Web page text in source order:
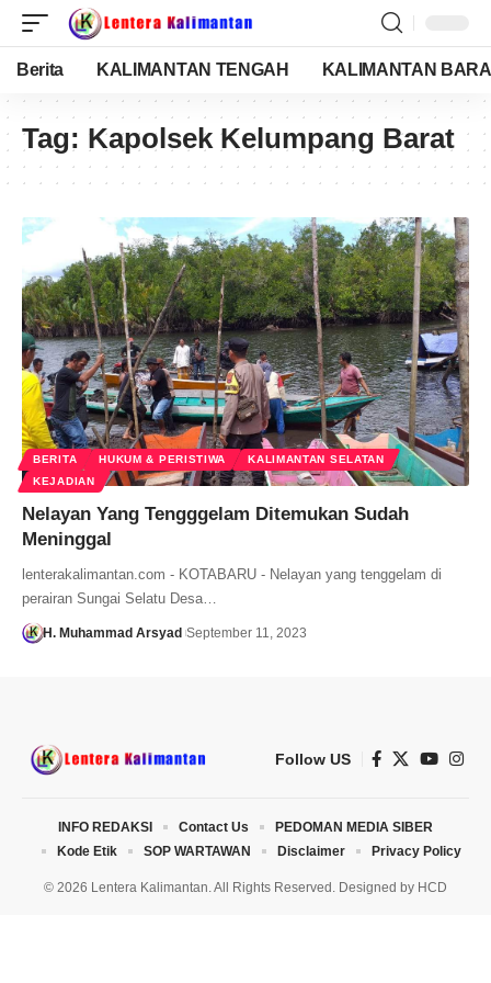
Berita KALIMANTAN TENGAH KALIMANTAN
Tag: Kapolsek Kelumpang Barat
BERITA HUKUM & PERISTIWA
KALIMANTAN SELATAN
KEJADIAN
Nelayan Yang Tengggelam Ditemukan Sudah
Meninggal
lenterakalimantan.com - KOTABARU - Nelayan yang tenggelam di
perairan Sungai Selatu Desa…
H. Muhammad Arsyad September 11, 2023
Follow US
© 2026 Lentera Kalimantan. All Rights Reserved. Designed by HCD
INFO REDAKSI Contact Us
PEDOMAN MEDIA SIBER
Kode Etik
SOP WARTAWAN Disclaimer Privacy Policy